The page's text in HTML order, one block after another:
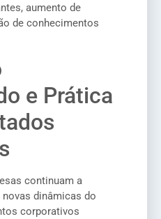
aumento de
de conhecimentos
e Prática
continuam a
dinâmicas do
corporativos